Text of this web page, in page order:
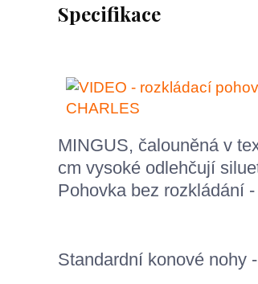
Specifikace
MINGUS, čalouněná v
cm vysoké odlehčují
Pohovka bez rozkládání
Standardní konové nohy